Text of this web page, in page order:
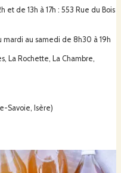
et de 13h à 17h : 553 Rue du Bois
mardi au samedi de 8h30 à 19h
La Rochette, La Chambre,
Savoie, Isère)